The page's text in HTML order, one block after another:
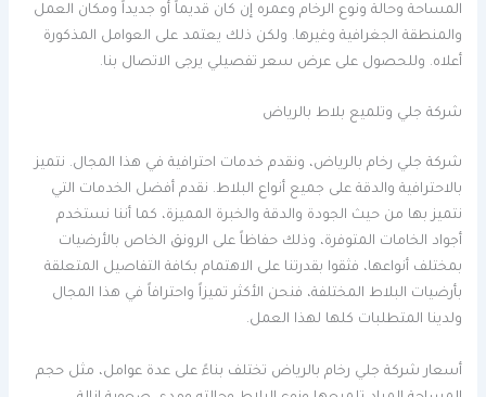
المساحة وحالة ونوع الرخام وعمره إن كان قديماً أو جديداً ومكان العمل
والمنطقة الجغرافية وغيرها. ولكن ذلك يعتمد على العوامل المذكورة
أعلاه. وللحصول على عرض سعر تفصيلي يرجى الاتصال بنا.
شركة جلي وتلميع بلاط بالرياض
شركة جلي رخام بالرياض، ونقدم خدمات احترافية في هذا المجال. نتميز
بالاحترافية والدقة على جميع أنواع البلاط. نقدم أفضل الخدمات التي
نتميز بها من حيث الجودة والدقة والخبرة المميزة، كما أننا نستخدم
أجواد الخامات المتوفرة، وذلك حفاظاً على الرونق الخاص بالأرضيات
بمختلف أنواعها، فثقوا بقدرتنا على الاهتمام بكافة التفاصيل المتعلقة
بأرضيات البلاط المختلفة، فنحن الأكثر تميزاً واحترافاً في هذا المجال
ولدينا المتطلبات كلها لهذا العمل.
أسعار شركة جلي رخام بالرياض تختلف بناءً على عدة عوامل، مثل حجم